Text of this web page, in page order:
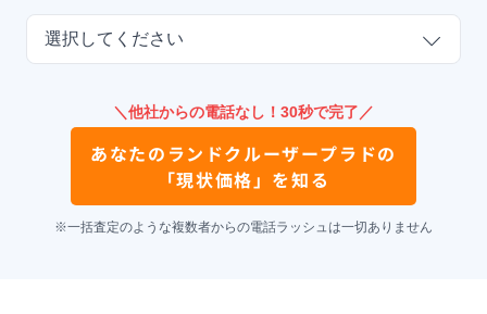
選択してください
＼他社からの電話なし！30秒で完了／
あなたの ランドクルーザープラドの
「現状価格」を知る
※一括査定のような複数者からの電話ラッシュは一切ありません